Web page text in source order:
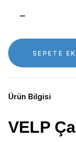
SEPETE
Ürün Bilgisi
VELP